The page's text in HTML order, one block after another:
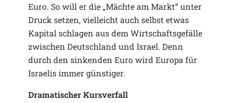
Euro. So will er die „Mächte am Markt“ unter
Druck setzen, vielleicht auch selbst etwas
Kapital schlagen aus dem Wirtschaftsgefälle
zwischen Deutschland und Israel. Denn
durch den sinkenden Euro wird Europa für
Israelis immer günstiger.
Dramatischer Kursverfall